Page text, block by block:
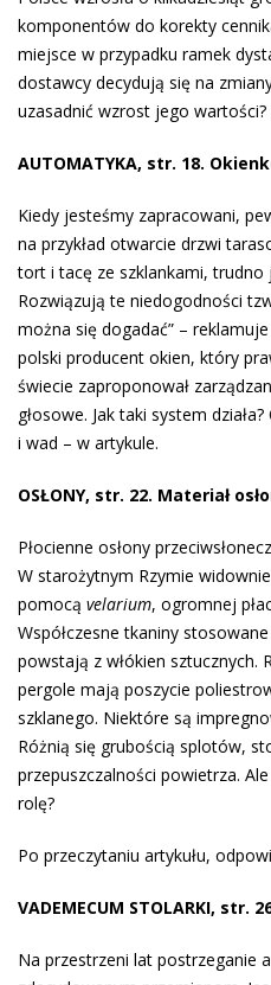
komponentów do korekty
miejsce w przypadku ramek
dostawcy decydują się na
uzasadnić wzrost jego
AUTOMATYKA, str. 18.
Kiedy jesteśmy zapracowani,
na przykład otwarcie drzwi
tort i tacę ze szklankami, trudno
Rozwiązują te niedogodności
można się dogadać” –
polski producent okien, który
świecie zaproponował
głosowe. Jak taki system
i wad – w artykule.
OSŁONY, str. 22. Materiał
Płocienne osłony
W starożytnym Rzymie
pomocą velarium, ogromnej
Współczesne tkaniny
powstają z włókien sztucznych.
pergole mają poszycie
szklanego. Niektóre są
Różnią się grubością splotów,
przepuszczalności powietrza.
rolę?
Po przeczytaniu artykułu,
VADEMECUM STOLARKI, str.
Na przestrzeni lat postrzeganie